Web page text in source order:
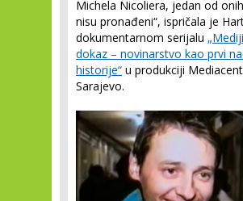
Michela Nicoliera, jedan od
nisu pronađeni“, ispričala je
dokumentarnom serijalu
dokaz – novinarstvo kao prvi
historije“ u produkciji
Sarajevo.